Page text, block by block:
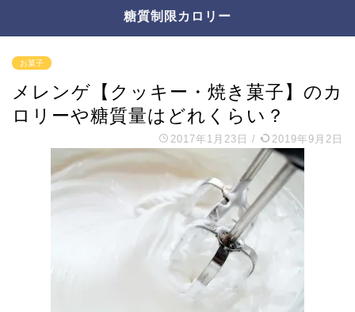
糖質制限カロリー
お菓子
メレンゲ【クッキー・焼き菓子】のカ
ロリーや糖質量はどれくらい？
2017年1月23日 / 2019年9月2日